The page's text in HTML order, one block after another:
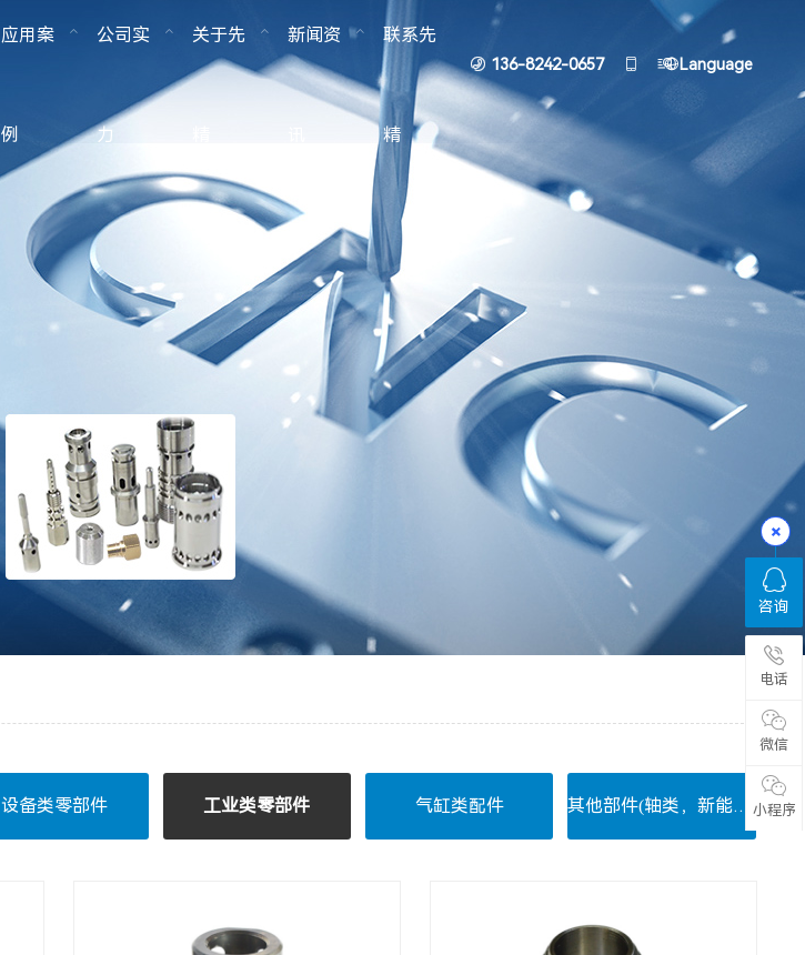
应用案
例
公司实
力
关于先 新闻资 联系先
精
 136-8242-0657  
 Language
设备类零部件 工业类零部件 气缸类配件 其他部件(轴类，新能源部件)
咨询
电话
微信
小程序